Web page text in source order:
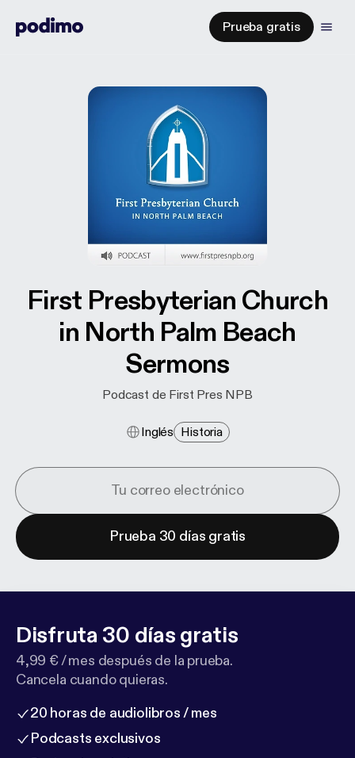
Prueba gratis
First Presbyterian Church
in North Palm Beach
Sermons
Podcast de First Pres NPB
Inglés Historia
Prueba 30 días gratis
Disfruta 30 días gratis
4,99 € / mes después de la prueba.
Cancela cuando quieras.
20 horas de audiolibros / mes
Podcasts exclusivos